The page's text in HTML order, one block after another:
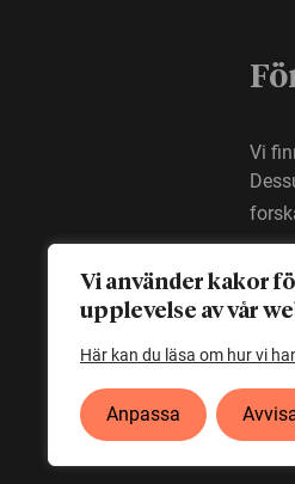
Vi använder kakor
upplevelse av vår
Här kan du läsa om hur vi
Anpassa
Vi